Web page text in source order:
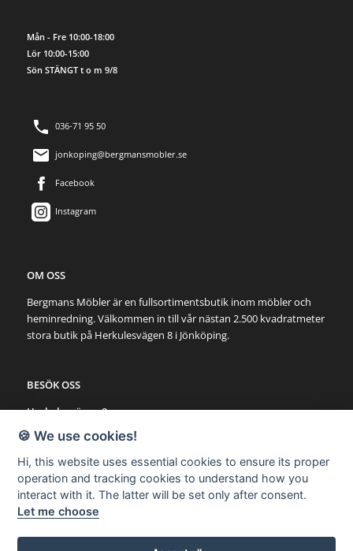
Mån - Fre 10:00-18:00
Lör 10:00-15:00
Sön STÄNGT t o m 9/8
036-71 95 50
jonkoping@bergmansmobler.se
Facebook
Instagram
OM OSS
Bergmans Möbler är en fullsortimentsbutik inom möbler och
heminredning. Välkommen in till vår nästan 2.500 kvadratmeter
stora butik på Herkulesvägen 8 i Jönköping.
BESÖK OSS
Herkulesvägen 8
553 03 Jönköping
Karta via Google Maps
SNABBLÄNKAR
Möbler
🍪 We use cookies!
Hi, this website uses essential cookies to ensure its proper
operation and tracking cookies to understand how you
interact with it. The latter will be set only after consent.
Let me choose